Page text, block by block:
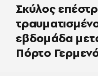
Σκύλος
εβδομάδα
Πόρτο